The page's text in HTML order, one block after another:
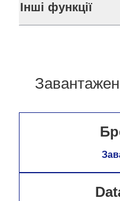
Інші функції